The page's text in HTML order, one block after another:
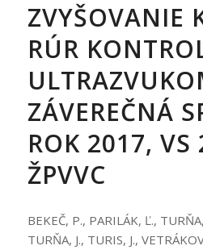
ZVYŠOVANIE
RÚR
ZÁVEREČNÁ
ROK 2017,
ŽPVVC
BEKEČ, P., PARILÁK, Ľ.,
TURŇA, J., TURIS, J.,